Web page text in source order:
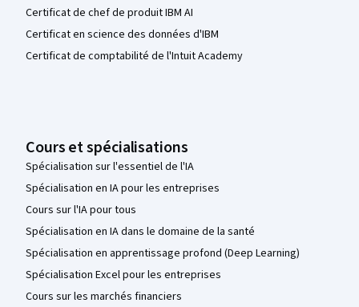
Certificat de chef de produit IBM AI
Certificat en science des données d'IBM
Certificat de comptabilité de l'Intuit Academy
Cours et spécialisations
Spécialisation sur l'essentiel de l'IA
Spécialisation en IA pour les entreprises
Cours sur l'IA pour tous
Spécialisation en IA dans le domaine de la santé
Spécialisation en apprentissage profond (Deep Learning)
Spécialisation Excel pour les entreprises
Cours sur les marchés financiers